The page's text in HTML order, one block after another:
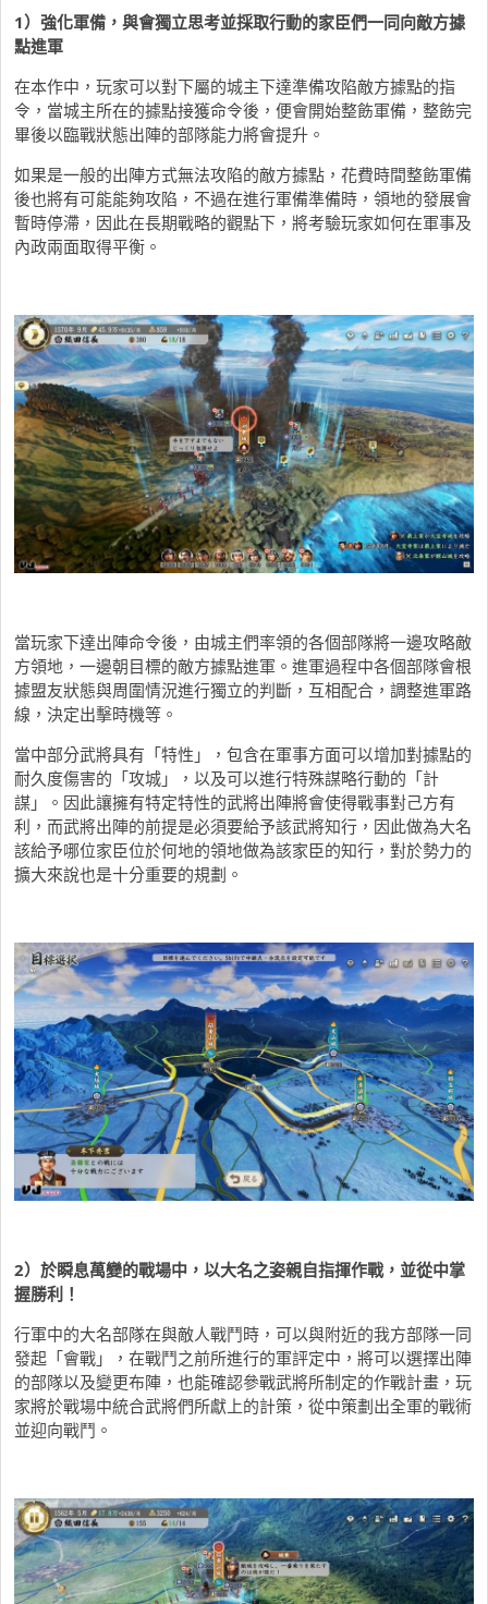
1）強化軍備，與會獨立思考並採取行動的家臣們一同向敵方據
點進軍
在本作中，玩家可以對下屬的城主下達準備攻陷敵方據點的指
令，當城主所在的據點接獲命令後，便會開始整飭軍備，整飭完
畢後以臨戰狀態出陣的部隊能力將會提升。
如果是一般的出陣方式無法攻陷的敵方據點，花費時間整飭軍備
後也將有可能能夠攻陷，不過在進行軍備準備時，領地的發展會
暫時停滯，因此在長期戰略的觀點下，將考驗玩家如何在軍事及
內政兩面取得平衡。
當玩家下達出陣命令後，由城主們率領的各個部隊將一邊攻略敵
方領地，一邊朝目標的敵方據點進軍。進軍過程中各個部隊會根
據盟友狀態與周圍情況進行獨立的判斷，互相配合，調整進軍路
線，決定出擊時機等。
當中部分武將具有「特性」，包含在軍事方面可以增加對據點的
耐久度傷害的「攻城」，以及可以進行特殊謀略行動的「計
謀」。因此讓擁有特定特性的武將出陣將會使得戰事對己方有
利，而武將出陣的前提是必須要給予該武將知行，因此做為大名
該給予哪位家臣位於何地的領地做為該家臣的知行，對於勢力的
擴大來說也是十分重要的規劃。
2）於瞬息萬變的戰場中，以大名之姿親自指揮作戰，並從中掌
握勝利！
行軍中的大名部隊在與敵人戰鬥時，可以與附近的我方部隊一同
發起「會戰」，在戰鬥之前所進行的軍評定中，將可以選擇出陣
的部隊以及變更布陣，也能確認參戰武將所制定的作戰計畫，玩
家將於戰場中統合武將們所獻上的計策，從中策劃出全軍的戰術
並迎向戰鬥。